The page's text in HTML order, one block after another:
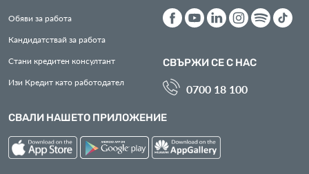
Обяви за работа
Кандидатствай за работа
Стани кредитен консултант
Изи Кредит като работодател
СВЪРЖИ СЕ С НАС
0700 18 100
СВАЛИ НАШЕТО ПРИЛОЖЕНИЕ